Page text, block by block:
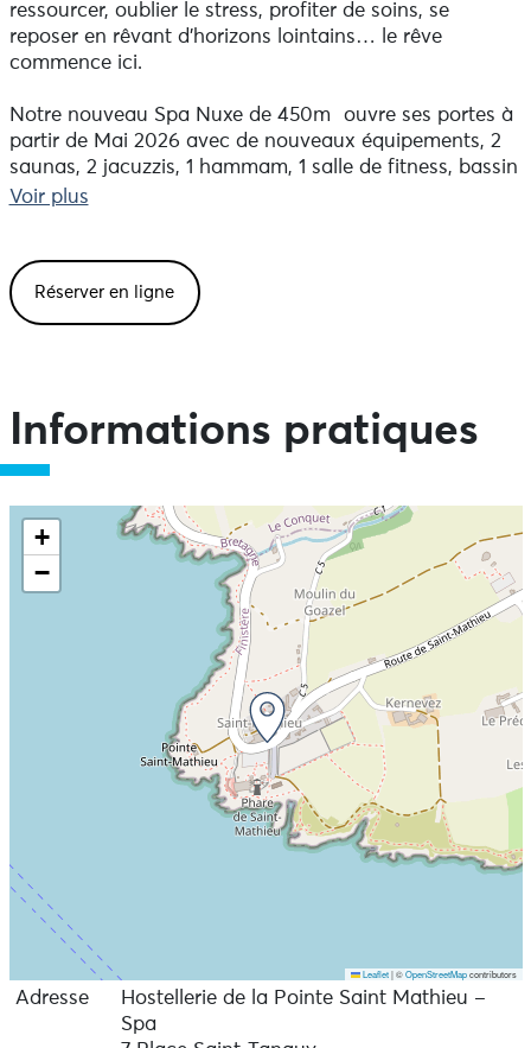
ressourcer, oublier le stress, profiter de soins, se
reposer en rêvant d’horizons lointains… le rêve
commence ici.
Notre nouveau Spa Nuxe de 450m² ouvre ses portes à
partir de Mai 2026 avec de nouveaux équipements, 2
saunas, 2 jacuzzis, 1 hammam, 1 salle de fitness, bassin
de flottaison.
Voir plus
Réserver en ligne
Informations pratiques
+
−
Leaflet |©OpenStreetMapcontributors
Adresse
Hostellerie de la Pointe Saint Mathieu –
Spa